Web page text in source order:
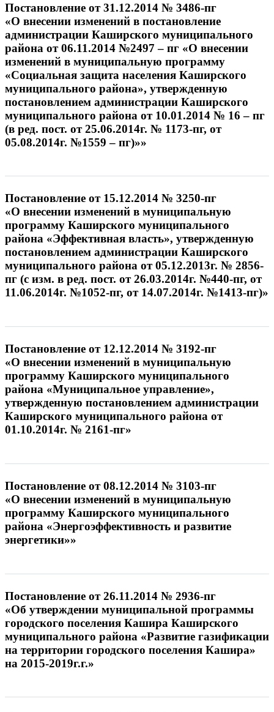
Постановление от 31.12.2014 № 3486-пг
«О внесении изменений в постановление
администрации Каширского муниципального
района от 06.11.2014 №2497 – пг «О внесении
изменений в муниципальную программу
«Социальная защита населения Каширского
муниципального района», утвержденную
постановлением администрации Каширского
муниципального района от 10.01.2014 № 16 – пг
(в ред. пост. от 25.06.2014г. № 1173-пг, от
05.08.2014г. №1559 – пг)»»
Постановление от 15.12.2014 № 3250-пг
«О внесении изменений в муниципальную
программу Каширского муниципального
района «Эффективная власть», утвержденную
постановлением администрации Каширского
муниципального района от 05.12.2013г. № 2856-
пг (с изм. в ред. пост. от 26.03.2014г. №440-пг, от
11.06.2014г. №1052-пг, от 14.07.2014г. №1413-пг)»
Постановление от 12.12.2014 № 3192-пг
«О внесении изменений в муниципальную
программу Каширского муниципального
района «Муниципальное управление»,
утвержденную постановлением администрации
Каширского муниципального района от
01.10.2014г. № 2161-пг»
Постановление от 08.12.2014 № 3103-пг
«О внесении изменений в муниципальную
программу Каширского муниципального
района «Энергоэффективность и развитие
энергетики»»
Постановление от 26.11.2014 № 2936-пг
«Об утверждении муниципальной программы
городского поселения Кашира Каширского
муниципального района «Развитие газификации
на территории городского поселения Кашира»
на 2015-2019г.г.»